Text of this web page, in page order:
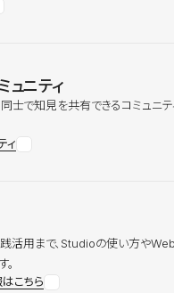
ュニティ
士で知見を共有できるコミュニテ
ィ
活用まで、Studioの使い方や
こちら